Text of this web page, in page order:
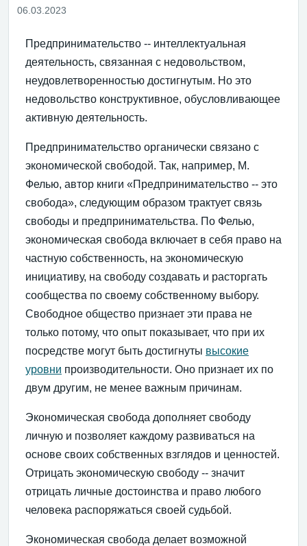
06.03.2023
Предпринимательство -- интеллектуальная
деятельность, связанная с недовольством,
неудовлетворенностью достигнутым. Но это
недовольство конструктивное, обусловливающее
активную деятельность.
Предпринимательство органически связано с
экономической свободой. Так, например, М.
Фелью, автор книги «Предпринимательство -- это
свобода», следующим образом трактует связь
свободы и предпринимательства. По Фелью,
экономическая свобода включает в себя право на
частную собственность, на экономическую
инициативу, на свободу создавать и расторгать
сообщества по своему собственному выбору.
Свободное общество признает эти права не
только потому, что опыт показывает, что при их
посредстве могут быть достигнуты высокие
уровни производительности. Оно признает их по
двум другим, не менее важным причинам.
Экономическая свобода дополняет свободу
личную и позволяет каждому развиваться на
основе своих собственных взглядов и ценностей.
Отрицать экономическую свободу -- значит
отрицать личные достоинства и право любого
человека распоряжаться своей судьбой.
Экономическая свобода делает возможной